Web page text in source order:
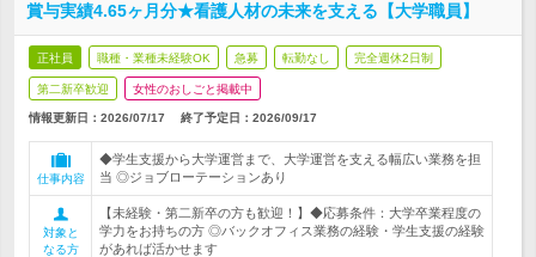
賞与実績4.65ヶ月分★看護人材の未来を支える【大学職員】
正社員 職種・業種未経験OK 急募 転勤なし 完全週休2日制
第二新卒歓迎 女性のおしごと掲載中
情報更新日：2026/07/17 終了予定日： 2026/09/17
仕事内容
◆学生支援から大学運営まで、大学運営を支える幅広い業務を担
当 ◎ジョブローテーションあり
対象と
なる方
【未経験・第二新卒の方も歓迎！】◆応募条件：大学卒業程度の
学力をお持ちの方 ◎バックオフィス業務の経験・学生支援の経験
があれば活かせます